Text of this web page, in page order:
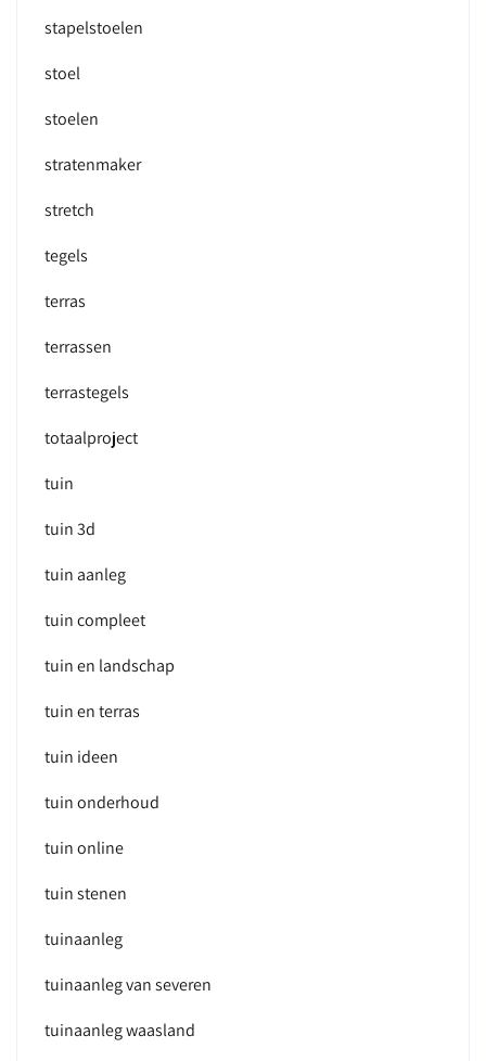
stapelstoelen
stoel
stoelen
stratenmaker
stretch
tegels
terras
terrassen
terrastegels
totaalproject
tuin
tuin 3d
tuin aanleg
tuin compleet
tuin en landschap
tuin en terras
tuin ideen
tuin onderhoud
tuin online
tuin stenen
tuinaanleg
tuinaanleg van severen
tuinaanleg waasland